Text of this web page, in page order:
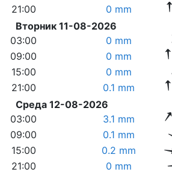
21:00
0 mm
Вторник 11-08-2026
03:00
0 mm
09:00
0 mm
15:00
0 mm
21:00
0.1 mm
Среда 12-08-2026
03:00
3.1 mm
09:00
0.1 mm
15:00
0.2 mm
21:00
0 mm